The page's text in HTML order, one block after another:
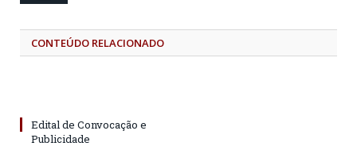
CONTEÚDO RELACIONADO
Edital de Convocação e
Publicidade